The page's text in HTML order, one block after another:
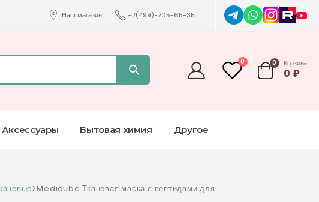
Наш магазин +7(499)-705-65-35
0 0 Корзина
0 ₽
Аксессуары Бытовая химия Другое
>Medicube Тканевая маска с пептидами для